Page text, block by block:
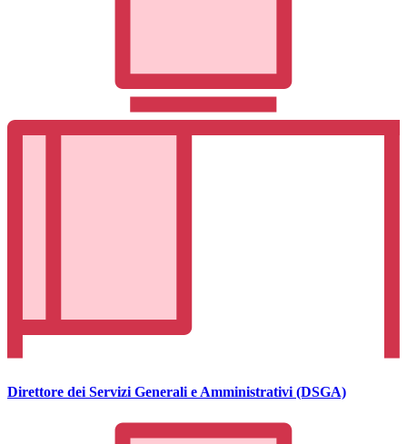
Direttore dei Servizi Generali e Amministrativi (DSGA)